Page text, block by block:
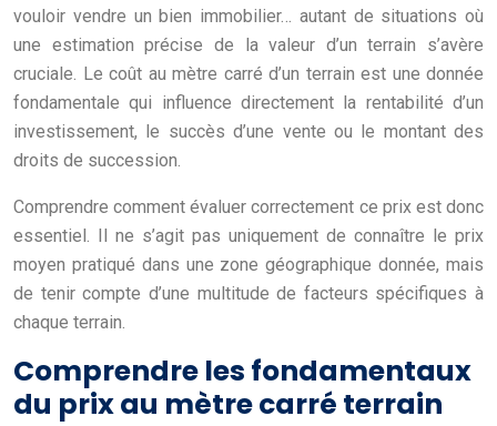
vouloir vendre un bien immobilier… autant de situations où
une estimation précise de la valeur d’un terrain s’avère
cruciale. Le coût au mètre carré d’un terrain est une donnée
fondamentale qui influence directement la rentabilité d’un
investissement, le succès d’une vente ou le montant des
droits de succession.
Comprendre comment évaluer correctement ce prix est donc
essentiel. Il ne s’agit pas uniquement de connaître le prix
moyen pratiqué dans une zone géographique donnée, mais
de tenir compte d’une multitude de facteurs spécifiques à
chaque terrain.
Comprendre les fondamentaux
du prix au mètre carré terrain